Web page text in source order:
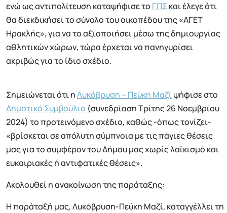
ενώ ως αντιπολίτευση καταψήφισε το ΓΠΣκαι έλεγε ότι
θα διεκδικήσει το σύνολο του οικοπέδου της «ΑΓΕΤ
Ηρακλής», για να το αξιοποιήσει μέσω της δημιουργίας
αθλητικών χώρων, τώρα έρχεται να πανηγυρίσει
ακριβώς για το ίδιο σχέδιο.
Σημειώνεται ότι ηΛυκόβρυση – Πεύκη Μαζίψήφισε στο
Δημοτικό Συμβούλιο (συνεδρίαση Τρίτης 26 Νοεμβρίου
2024) το προτεινόμενο σχέδιο, καθώς -όπως τονίζει-
«βρίσκεται σε απόλυτη σύμπνοια με τις πάγιες θέσεις
μας για το συμφέρον του Δήμου μας χωρίς λαϊκισμό και
ευκαιριακές ή αντιφατικές θέσεις».
Ακολουθεί η ανακοίνωση της παράταξης:
Η παράταξή μας, Λυκόβρυση-Πεύκη Μαζί, καταγγέλλει τη